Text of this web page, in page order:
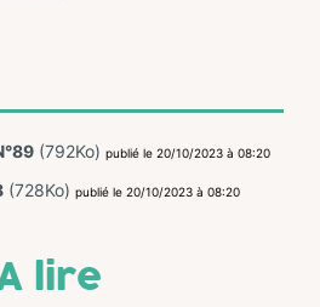
(792Ko)publié le 20/10/2023 à 08:20
(728Ko)publié le 20/10/2023 à 08:20
lire